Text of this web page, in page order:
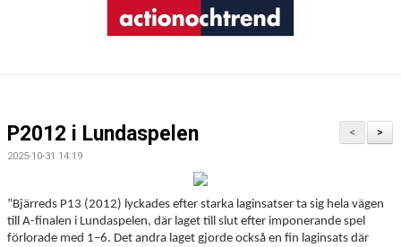
TRUPPEN
>
<
P2012 i Lundaspelen
2025-10-31 14:19
”Bjärreds P13 (2012) lyckades efter starka laginsatser ta sig hela vägen
till A-finalen i Lundaspelen, där laget till slut efter imponerande spel
förlorade med 1–6. Det andra laget gjorde också en fin laginsats där